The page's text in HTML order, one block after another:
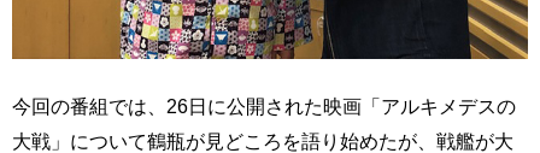
今回の番組では、26日に公開された映画「アルキメデスの
大戦」について鶴瓶が見どころを語り始めたが、戦艦が大